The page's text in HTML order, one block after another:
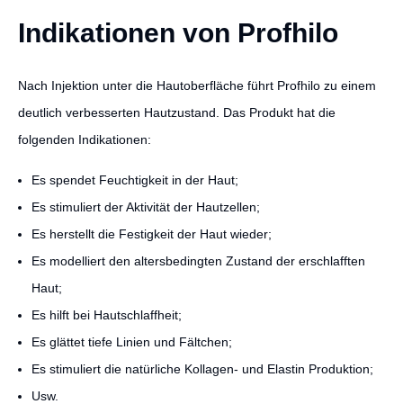
Indikationen von Profhilo
Nach Injektion unter die Hautoberfläche führt Profhilo zu einem
deutlich verbesserten Hautzustand. Das Produkt hat die
folgenden Indikationen:
Es spendet Feuchtigkeit in der Haut;
Es stimuliert der Aktivität der Hautzellen;
Es herstellt die Festigkeit der Haut wieder;
Es modelliert den altersbedingten Zustand der erschlafften
Haut;
Es hilft bei Hautschlaffheit;
Es glättet tiefe Linien und Fältchen;
Es stimuliert die natürliche Kollagen- und Elastin Produktion;
Usw.